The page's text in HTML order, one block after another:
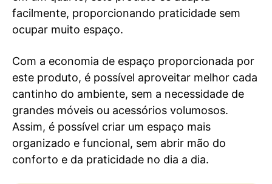
facilmente, proporcionando praticidade sem
ocupar muito espaço.
Com a economia de espaço proporcionada por
este produto, é possível aproveitar melhor cada
cantinho do ambiente, sem a necessidade de
grandes móveis ou acessórios volumosos.
Assim, é possível criar um espaço mais
organizado e funcional, sem abrir mão do
conforto e da praticidade no dia a dia.